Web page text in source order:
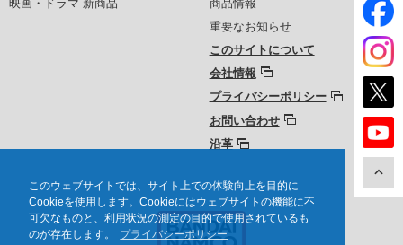
このウェブサイトでは、サイト上での体験向上を目的に
Cookieを使用します。Cookieにはウェブサイトの機能に不
可欠なものと、利用状況の測定の目的で使用されているも
のが存在します。
プライバシーポリシー
映画・ドラマ 新商品
商品情報
重要なお知らせ
このサイトについて
会社情報
プライバシーポリシー
お問い合わせ
沿革